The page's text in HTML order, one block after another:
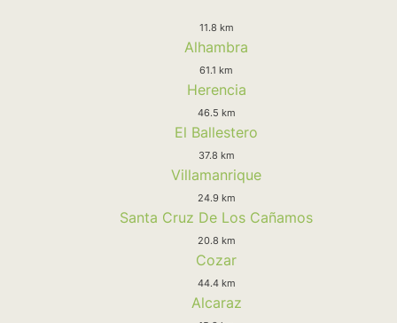
11.8 km
Alhambra
61.1 km
Herencia
46.5 km
El Ballestero
37.8 km
Villamanrique
24.9 km
Santa Cruz De Los Cañamos
20.8 km
Cozar
44.4 km
Alcaraz